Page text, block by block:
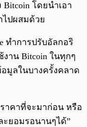
โดยนำเอา
ไปผสมด้วย
ทำการปรับอัลกอริ
าน Bitcoin ในทุกๆ
มูลในบางครั้งคลาด
ราคาที่จะมาก่อน หรือ
ยอมรอนานๆได้”